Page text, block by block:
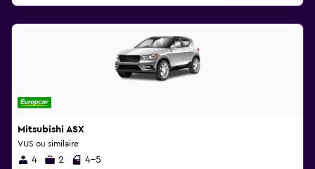
Mitsubishi ASX
VUS ou similaire
4 2 4-5